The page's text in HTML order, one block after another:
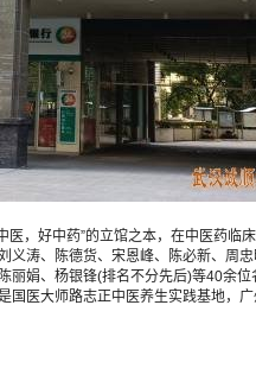
好中药”的立馆之本，在中医药临
涛、陈德货、宋恩峰、陈必新、周
娟、杨银锋(排名不分先后)等40余
医大师路志正中医养生实践基地，